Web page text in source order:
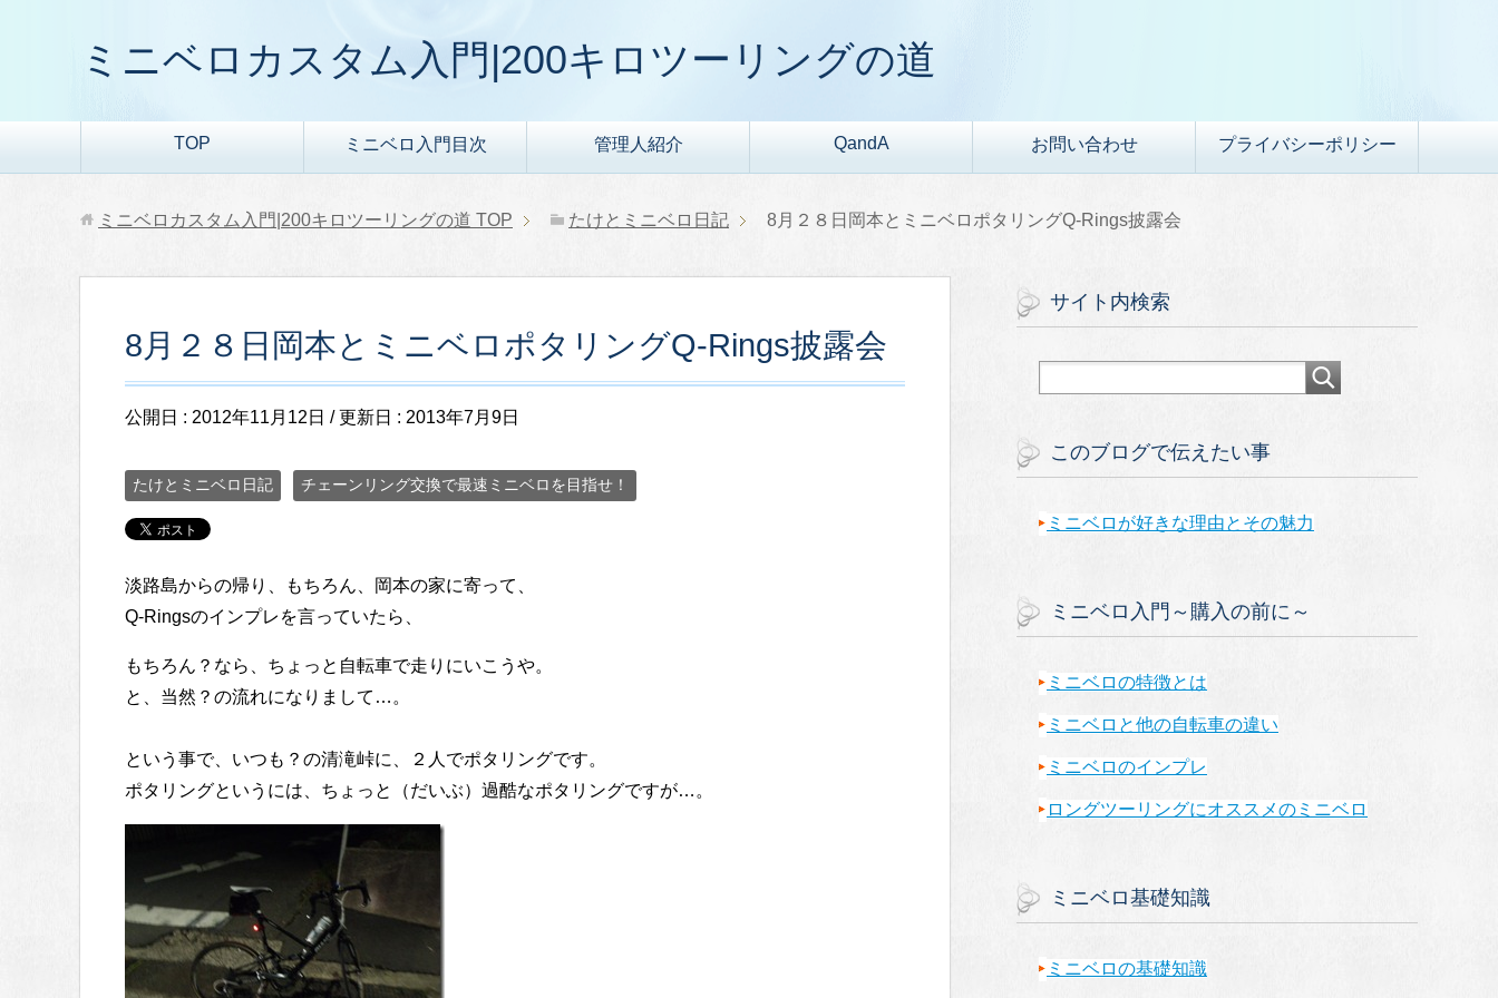
ミニベロカスタム入門|200キロツーリングの道
TOP ミニベロ入門目次 管理人紹介 QandA お問い合わせ プライバシーポリシー
ミニベロカスタム入門|200キロツーリングの道 TOP たけとミニベロ日記 8月２８日岡本とミニベロポタリングQ-Rings披露会
8月２８日岡本とミニベロポタリングQ-Rings披露会
公開日 : 2012年11月12日 / 更新日 : 2013年7月9日
たけとミニベロ日記 チェーンリング交換で最速ミニベロを目指せ！
淡路島からの帰り、もちろん、岡本の家に寄って、
Q-Ringsのインプレを言っていたら、
もちろん？なら、ちょっと自転車で走りにいこうや。
と、当然？の流れになりまして…。
という事で、いつも？の清滝峠に、２人でポタリングです。
ポタリングというには、ちょっと（だいぶ）過酷なポタリングですが…。
サイト内検索
このブログで伝えたい事
ミニベロが好きな理由とその魅力
ミニベロ入門～購入の前に～
ミニベロの特徴とは
ミニベロと他の自転車の違い
ミニベロのインプレ
ロングツーリングにオススメのミニベロ
ミニベロ基礎知識
ミニベロの基礎知識